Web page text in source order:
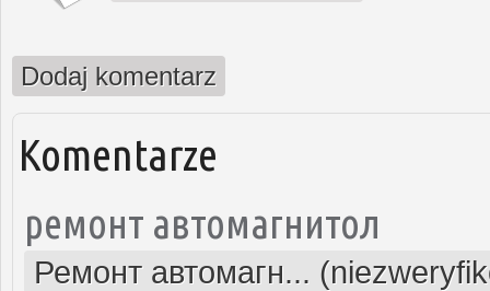
Dodaj komentarz
Komentarze
ремонт автомагнитол
Ремонт автомагн...